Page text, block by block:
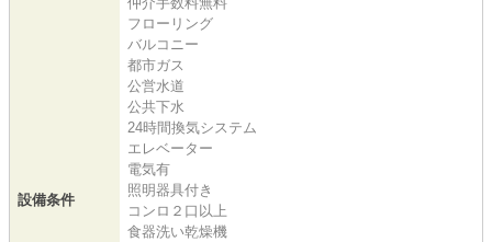
設備条件
フローリング
バルコニー
都市ガス
公営水道
公共下水
24時間換気システム
エレベーター
電気有
照明器具付き
コンロ２口以上
食器洗い乾燥機